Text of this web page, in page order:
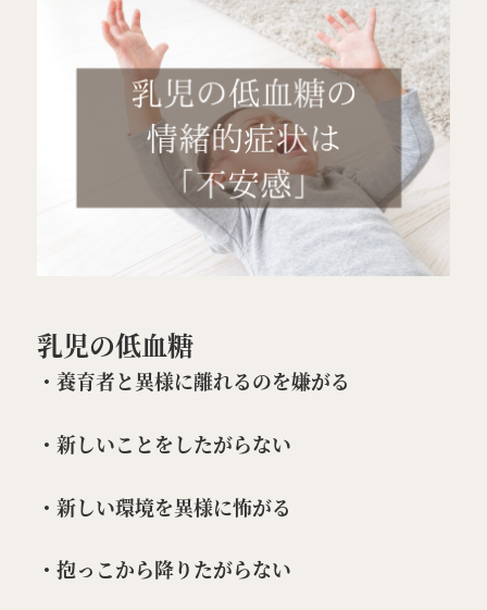
LOGIN / 会員登録
乳児の低血糖
・養育者と異様に離れるのを嫌がる
・新しいことをしたがらない
・新しい環境を異様に怖がる
・抱っこから降りたがらない